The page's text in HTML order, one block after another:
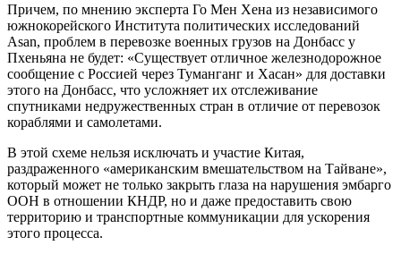
Причем, по мнению эксперта Го Мен Хена из независимого
южнокорейского Института политических исследований
Asan, проблем в перевозке военных грузов на Донбасс у
Пхеньяна не будет: «Существует отличное железнодорожное
сообщение с Россией через Туманганг и Хасан» для доставки
этого на Донбасс, что усложняет их отслеживание
спутниками недружественных стран в отличие от перевозок
кораблями и самолетами.
В этой схеме нельзя исключать и участие Китая,
раздраженного «американским вмешательством на Тайване»,
который может не только закрыть глаза на нарушения эмбарго
ООН в отношении КНДР, но и даже предоставить свою
территорию и транспортные коммуникации для ускорения
этого процесса.